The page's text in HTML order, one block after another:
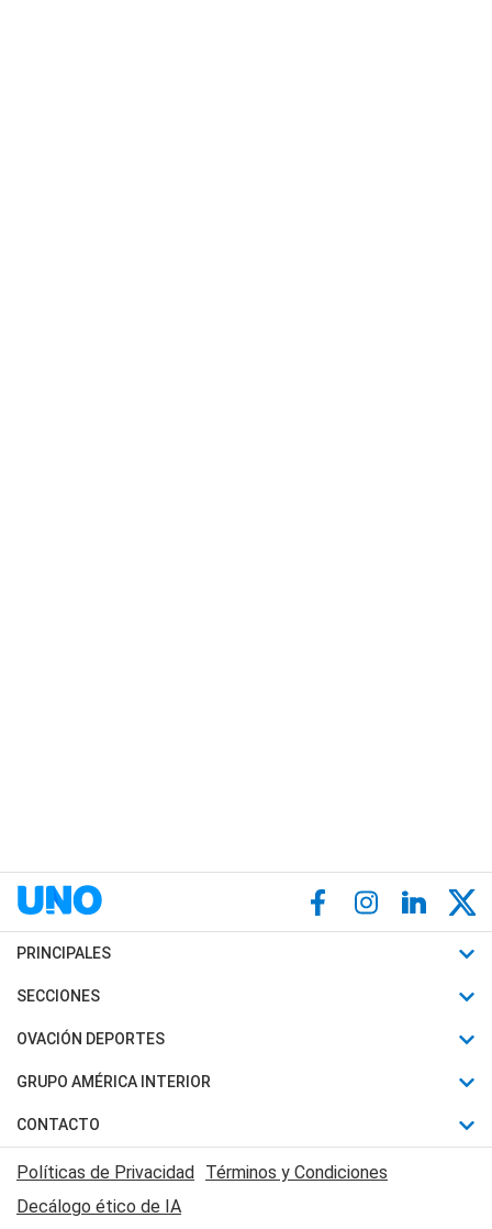
PRINCIPALES
Últimas Noticias
Política
Judiciales
Economia
SECCIONES
Horóscopo
Motores
Trucos caseros
Series y Películas
Edictos y Solicitadas
OVACIÓN DEPORTES
Fútbol
Mundial
Automovilismo
Rugby
GRUPO AMÉRICA INTERIOR
Canal 7 en Vivo
CONTACTO
Acerca de Nosotros
Contactanos
Políticas de Privacidad Términos y Condiciones
Decálogo ético de IA